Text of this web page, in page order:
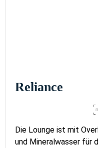
Reliance
Die Lounge ist mit
und Mineralwasser für